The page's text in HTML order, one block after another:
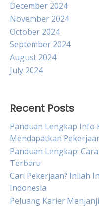
December 2024
November 2024
October 2024
September 2024
August 2024
July 2024
Recent Posts
Panduan Lengkap Info
Mendapatkan
Panduan Lengkap:
Terbaru
Cari Pekerjaan? Inilah
Indonesia
Peluang Karier